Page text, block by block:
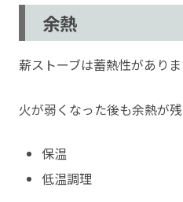
余熱
薪ストーブは蓄熱性がありま
火が弱くなった後も余熱が残
保温
低温調理